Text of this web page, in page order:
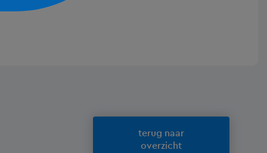
terug naar
overzicht